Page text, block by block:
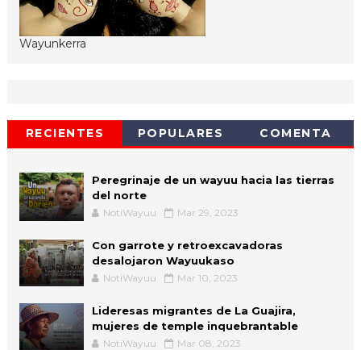
Wayunkerra
RECIENTES POPULARES COMENTA
Peregrinaje de un wayuu hacia las tierras
del norte
NotiWayuu Mar 29, 2023
Con garrote y retroexcavadoras
desalojaron Wayuukaso
NotiWayuu Mar 10, 2023
Lideresas migrantes de La Guajira,
mujeres de temple inquebrantable
NotiWayuu Mar 08, 2023